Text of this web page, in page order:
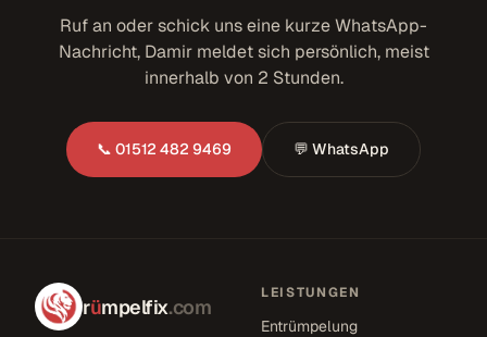
Ruf an oder schick uns eine kurze WhatsApp-
Nachricht, Damir meldet sich persönlich, meist
innerhalb von 2 Stunden.
📞 01512 482 9469 💬 WhatsApp
rümpelfix.com
LEISTUNGEN
Entrümpelung